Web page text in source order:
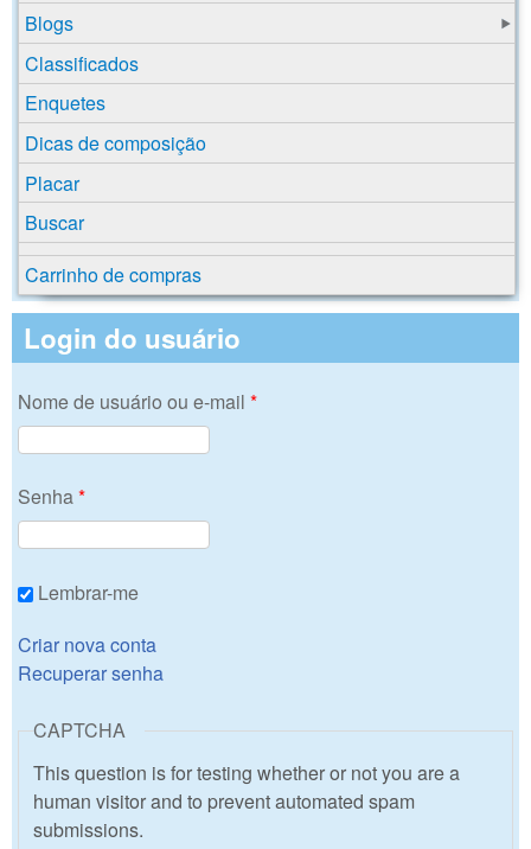
Blogs
Classificados
Enquetes
Dicas de composição
Placar
Buscar
Carrinho de compras
Login do usuário
Nome de usuário ou e-mail *
Senha*
Lembrar-me
Criar nova conta
Recuperar senha
CAPTCHA
This question is for testing whether or not you are a
human visitor and to prevent automated spam
submissions.